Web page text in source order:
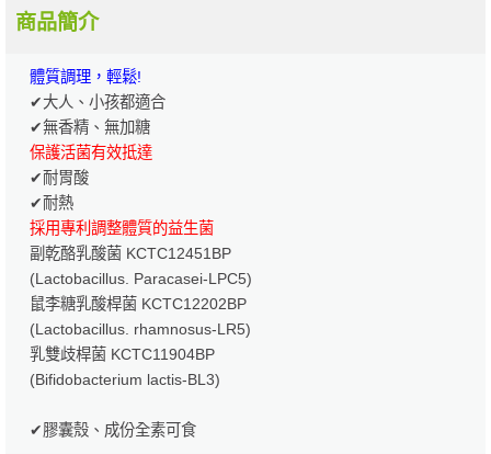
商品簡介
體質調理，輕鬆!
✔大人、小孩都適合
✔無香精、無加糖
保護活菌有效抵達
✔耐胃酸
✔耐熱
採用專利調整體質的益生菌
副乾酪乳酸菌 KCTC12451BP
(Lactobacillus. Paracasei-LPC5)
鼠李糖乳酸桿菌 KCTC12202BP
(Lactobacillus. rhamnosus-LR5)
乳雙歧桿菌 KCTC11904BP
(Bifidobacterium lactis-BL3)
✔膠囊殼、成份全素可食